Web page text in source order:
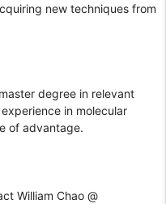
new techniques from
degree in relevant
in molecular
of advantage.
William Chao @